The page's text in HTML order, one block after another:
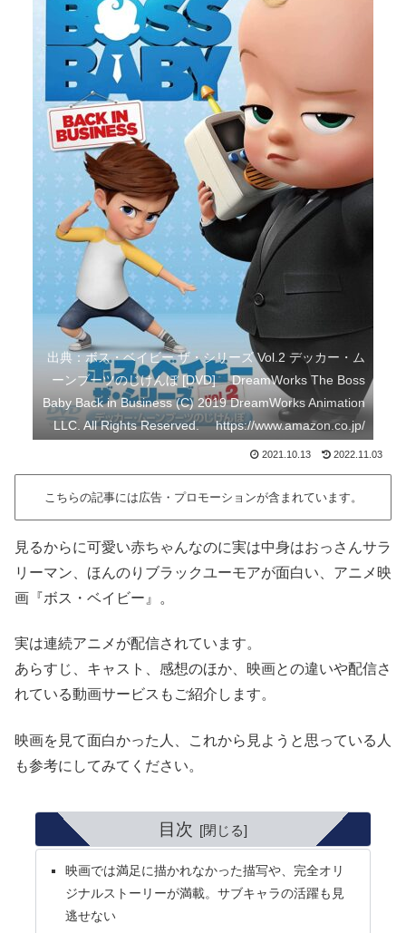
出典：ボス・ベイビー ザ・シリーズ Vol.2 デッカー・ム
ーンブーツのじけんぼ [DVD] DreamWorks The Boss
Baby Back in Business (C) 2019 DreamWorks Animation
LLC. All Rights Reserved. https://www.amazon.co.jp/
2021.10.13 2022.11.03
こちらの記事には広告・プロモーションが含まれています。
見るからに可愛い赤ちゃんなのに実は中身はおっさんサラ
リーマン、ほんのりブラックユーモアが面白い、アニメ映
画『ボス・ベイビー』。
実は連続アニメが配信されています。
あらすじ、キャスト、感想のほか、映画との違いや配信さ
れている動画サービスもご紹介します。
映画を見て面白かった人、これから見ようと思っている人
も参考にしてみてください。
目次
映画では満足に描かれなかった描写や、完全オリ
ジナルストーリーが満載。サブキャラの活躍も見
逃せない